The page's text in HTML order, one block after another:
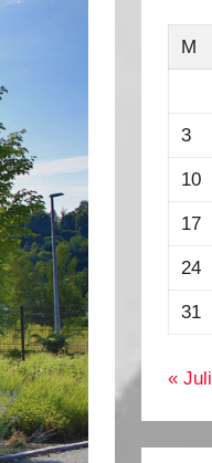
M
3
10
17
24
31
« Juli